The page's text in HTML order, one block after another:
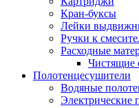
Кран-буксы
Лейки
Ручки к
Расходные
Чистящие
Полотенцесушители
Водяные
Электрические